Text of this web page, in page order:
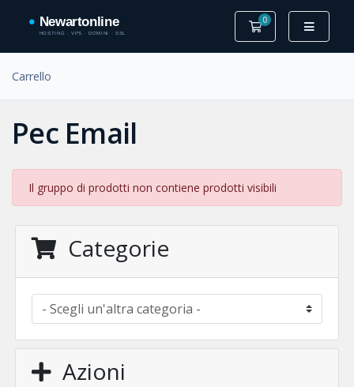
0
Carrello
Carrello
Pec Email
Il gruppo di prodotti non contiene prodotti visibili
Categorie
Azioni